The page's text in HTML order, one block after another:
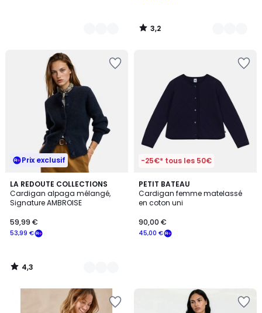
3,2
/
Prix exclusif
LA REDOUTE COLLECTIONS
Cardigan alpaga mélangé,
Signature AMBROISE
53,99 €
59,99 €
4,3
/ 5
6
Couleurs
4,3
/
-25€* tous les 50€
PETIT BATEAU
Cardigan femme matelassé
en coton uni
45,00 €
90,00 €